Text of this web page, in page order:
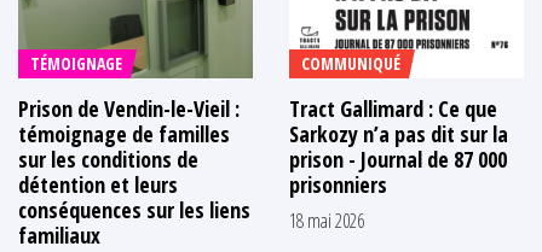
TÉMOIGNAGE
Prison de Vendin-le-Vieil :
témoignage de familles
sur les conditions de
détention et leurs
conséquences sur les liens
familiaux
COMMUNIQUÉ
Tract Gallimard : Ce que
Sarkozy n’a pas dit sur la
prison - Journal de 87 000
prisonniers
18 mai 2026